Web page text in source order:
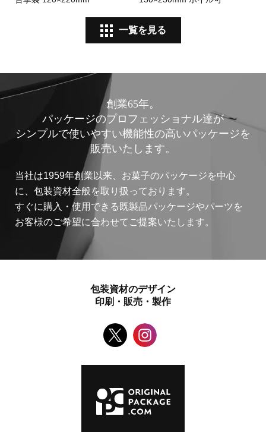
一覧を見る
創業65年。
パッケージのプロフェッショナル達が
シンプルで使いやすい機能性の高いパッケージを
販売いたします。
当社は1959年創業以来、お菓子のパッケージを中心
に、包装資材全般を取り扱っております。
すぐに購入・使用できる既製品パッケージやパーツを
お客様のご希望に合わせてご提案いたします。
包装資材のデザイン
印刷・販売・製作